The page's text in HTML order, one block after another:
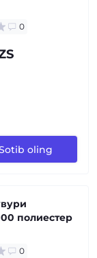
0
oling
полиестер
0